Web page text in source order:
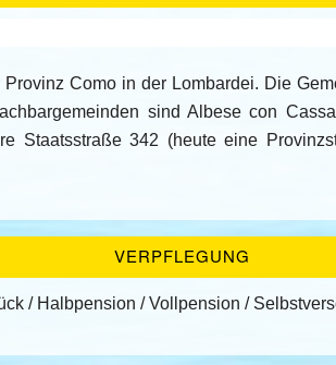
Como in der Lombardei. Die
sind Albese con
Staatsstraße 342 (heute eine
VERPFLEGUNG
/ Halbpension / Vollpension /